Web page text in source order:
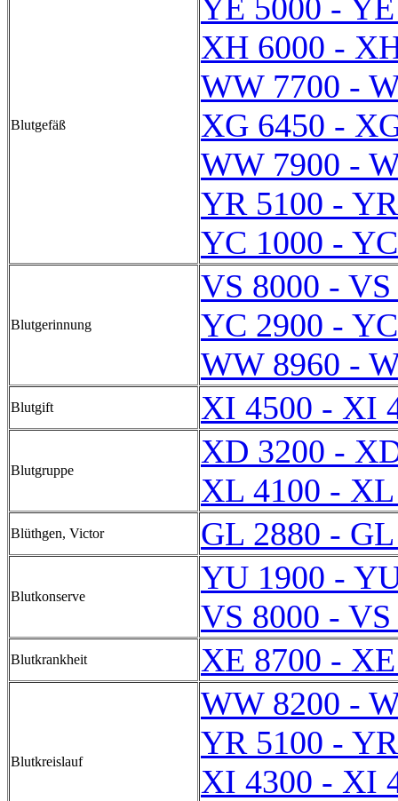
Blutgefäß
YE 5000 -
XH 6000 -
WW 7700 -
XG 6450 -
WW 7900 -
YR 5100 -
YC 1000 -
Blutgerinnung
VS 8000 - VS
YC 2900 -
WW 8960 -
Blutgift XI 4500 - XI
Blutgruppe
XD 3200 -
XL 4100 -
Blüthgen, Victor GL 2880 -
Blutkonserve
YU 1900 -
VS 8000 - VS
Blutkrankheit XE 8700 -
Blutkreislauf
WW 8200 -
YR 5100 -
XI 4300 - XI